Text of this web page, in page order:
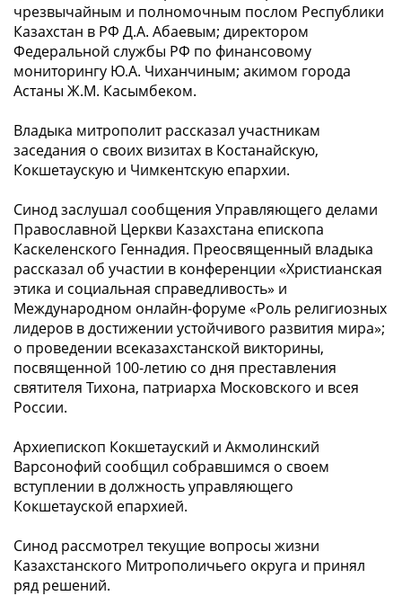
чрезвычайным и полномочным послом Республики
Казахстан в РФ Д.А. Абаевым; директором
Федеральной службы РФ по финансовому
мониторингу Ю.А. Чиханчиным; акимом города
Астаны Ж.М. Касымбеком.
Владыка митрополит рассказал участникам
заседания о своих визитах в Костанайскую,
Кокшетаускую и Чимкентскую епархии.
Синод заслушал сообщения Управляющего делами
Православной Церкви Казахстана епископа
Каскеленского Геннадия. Преосвященный владыка
рассказал об участии в конференции «Христианская
этика и социальная справедливость» и
Международном онлайн-форуме «Роль религиозных
лидеров в достижении устойчивого развития мира»;
о проведении всеказахстанской викторины,
посвященной 100-летию со дня преставления
святителя Тихона, патриарха Московского и всея
России.
Архиепископ Кокшетауский и Акмолинский
Варсонофий сообщил собравшимся о своем
вступлении в должность управляющего
Кокшетауской епархией.
Синод рассмотрел текущие вопросы жизни
Казахстанского Митрополичьего округа и принял
ряд решений.